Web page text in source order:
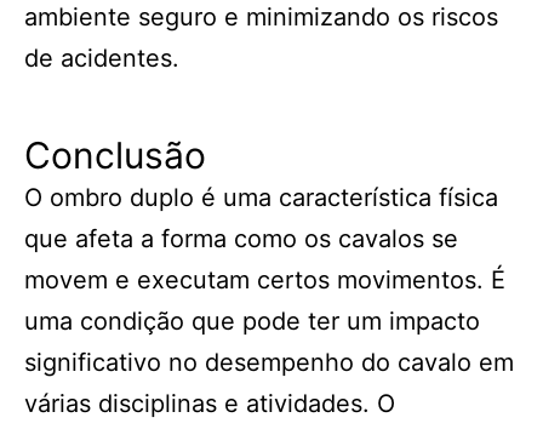
ambiente seguro e minimizando os riscos
de acidentes.
Conclusão
O ombro duplo é uma característica física
que afeta a forma como os cavalos se
movem e executam certos movimentos. É
uma condição que pode ter um impacto
significativo no desempenho do cavalo em
várias disciplinas e atividades. O